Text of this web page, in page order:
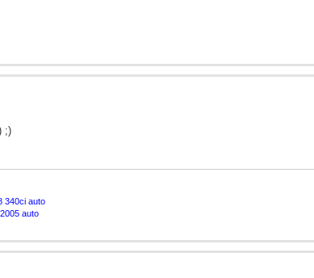
;)
340ci auto
auto